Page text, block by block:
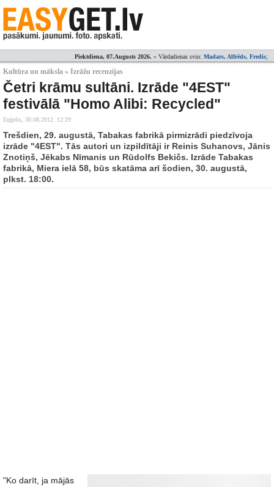
Piektdiena, 07.Augusts 2026. » Vārdadienas svin: Madars, Alfrēds, Fredis;
Kultūra un māksla » Izrāžu recenzijas
Četri krāmu sultāni. Izrāde "4EST"
festivālā "Homo Alibi: Recycled"
Eņģelis, 30.08.2012. 12:29
Trešdien, 29. augustā, Tabakas fabrikā pirmizrādi piedzīvoja
izrāde "4EST". Tās autori un izpildītāji ir Reinis Suhanovs, Jānis
Znotiņš, Jēkabs Nīmanis un Rūdolfs Bekičs. Izrāde Tabakas
fabrikā, Miera ielā 58, būs skatāma arī šodien, 30. augustā,
plkst. 18:00.
"Ko darīt, ja mājās